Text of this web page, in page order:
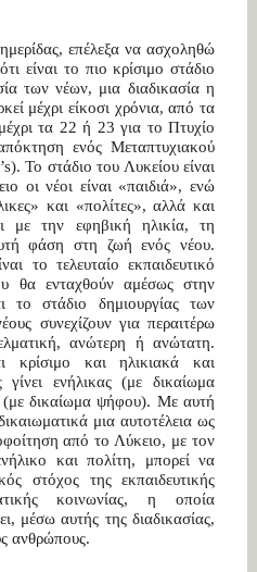
επέλεξα να ασχοληθώ
είναι το πιο κρίσιμο στάδιο
των νέων, μια διαδικασία η
μέχρι είκοσι χρόνια, από τα
τα 22 ή 23 για το Πτυχίο
ενός Μεταπτυχιακού
Το στάδιο του Λυκείου είναι
οι νέοι είναι «παιδιά», ενώ
και «πολίτες», αλλά και
με την εφηβική ηλικία, τη
φάση στη ζωή ενός νέου.
το τελευταίο εκπαιδευτικό
θα ενταχθούν αμέσως στην
το στάδιο δημιουργίας των
συνεχίζουν για περαιτέρω
ανώτερη ή ανώτατη.
κρίσιμο και ηλικιακά και
γίνει ενήλικας (με δικαίωμα
(με δικαίωμα ψήφου). Με αυτή
μια αυτοτέλεια ως
από το Λύκειο, με τον
και πολίτη, μπορεί να
στόχος της εκπαιδευτικής
κοινωνίας, η οποία
μέσω αυτής της διαδικασίας,
ανθρώπους.